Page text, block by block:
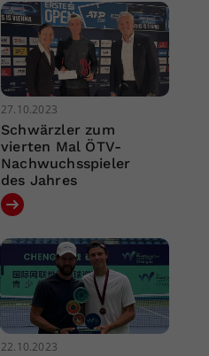
27.10.2023
Schwärzler zum
vierten Mal ÖTV-
Nachwuchsspieler
des Jahres
22.10.2023